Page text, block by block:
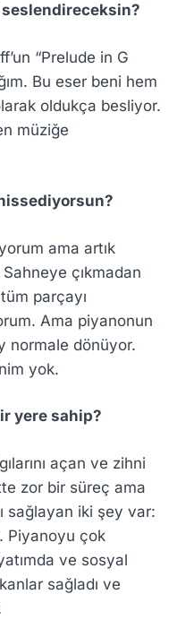
“Prelude in G
Bu eser beni hem
oldukça besliyor.
müziğe
ama artık
çıkmadan
parçayı
Ama piyanonun
normale dönüyor.
yok.
yere sahip?
açan ve zihni
zor bir süreç ama
sağlayan iki şey var:
Piyanoyu çok
ve sosyal
sağladı ve